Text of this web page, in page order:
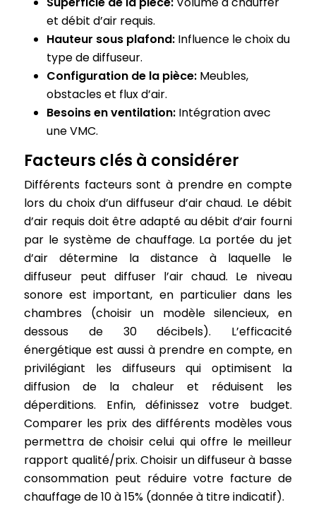
et débit d’air requis.
Hauteur sous plafond: Influence le choix du
type de diffuseur.
Configuration de la pièce: Meubles,
obstacles et flux d’air.
Besoins en ventilation: Intégration avec
une VMC.
Facteurs clés à considérer
Différents facteurs sont à prendre en compte
lors du choix d’un diffuseur d’air chaud. Le débit
d’air requis doit être adapté au débit d’air fourni
par le système de chauffage. La portée du jet
d’air détermine la distance à laquelle le
diffuseur peut diffuser l’air chaud. Le niveau
sonore est important, en particulier dans les
chambres (choisir un modèle silencieux, en
dessous de 30 décibels). L’efficacité
énergétique est aussi à prendre en compte, en
privilégiant les diffuseurs qui optimisent la
diffusion de la chaleur et réduisent les
déperditions. Enfin, définissez votre budget.
Comparer les prix des différents modèles vous
permettra de choisir celui qui offre le meilleur
rapport qualité/prix. Choisir un diffuseur à basse
consommation peut réduire votre facture de
chauffage de 10 à 15% (donnée à titre indicatif).